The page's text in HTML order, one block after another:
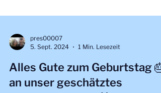
pres00007